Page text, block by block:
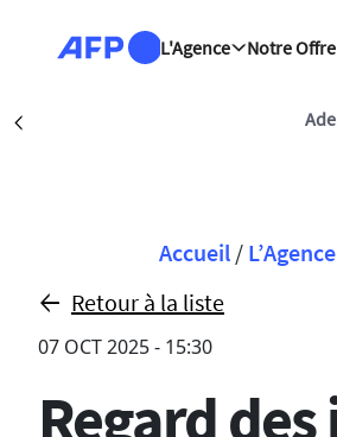
L'Agence
Notre Offre
Fil
Accueil / L’Agence
Retour à la liste
07 OCT 2025 - 15:30
Regard